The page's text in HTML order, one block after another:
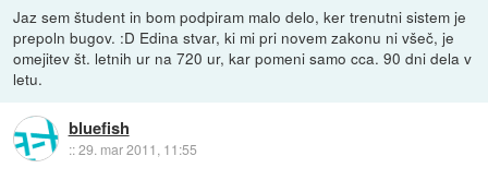
Jaz sem študent in bom podpiram malo delo, ker trenutni sistem je
prepoln bugov. :D Edina stvar, ki mi pri novem zakonu ni všeč, je
omejitev št. letnih ur na 720 ur, kar pomeni samo cca. 90 dni dela v
letu.
bluefish
::29. mar 2011, 11:55